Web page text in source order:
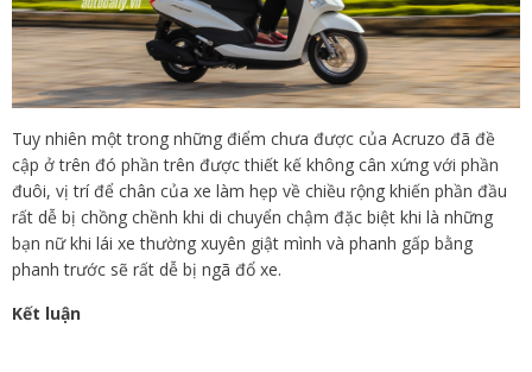
Tuy nhiên một trong những điểm chưa được của Acruzo đã đề
cập ở trên đó phần trên được thiết kế không cân xứng với phần
đuôi, vị trí để chân của xe làm hẹp về chiều rộng khiến phần đầu
rất dễ bị chồng chềnh khi di chuyển chậm đặc biệt khi là những
bạn nữ khi lái xe thường xuyên giật mình và phanh gấp bằng
phanh trước sẽ rất dễ bị ngã đổ xe.
Kết luận